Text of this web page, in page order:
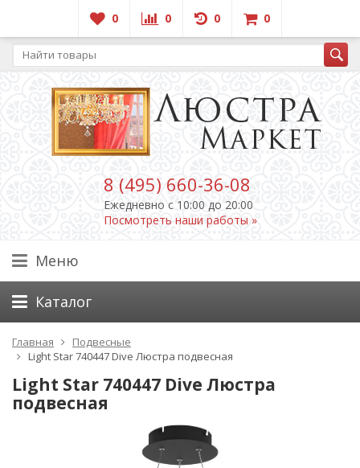
0 0 0 0
8 (495) 660-36-08
Ежедневно c 10:00 до 20:00
Посмотреть наши работы »
Меню
Каталог
Главная
Подвесные
Light Star 740447 Dive Люстра подвесная
Light Star 740447 Dive Люстра
подвесная